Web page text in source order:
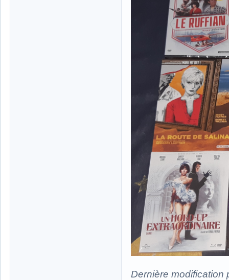
Dernière modification